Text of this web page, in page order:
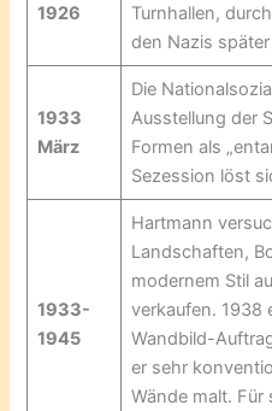
1926
Turnhallen,
den Nazis
1933
März
Die
Ausstellung der
Formen als
Sezession löst
1933-
1945
Hartmann
Landschaften,
modernem Stil
verkaufen. 1938
Wandbild-
er sehr
Wände malt. Für